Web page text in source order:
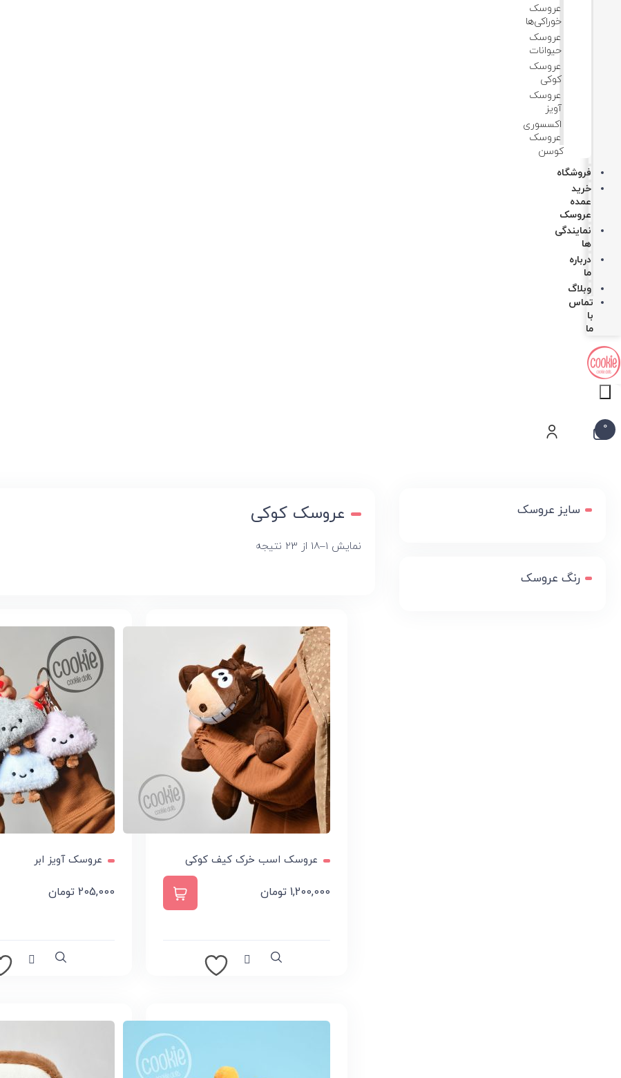
عروسک
خوراکی‌ها
عروسک
حیوانات
عروسک
کوکی
عروسک
آویز
اکسسوری
عروسک
کوسن
فروشگاه
خرید
عمده
عروسک
نمایندگی
ها
درباره
ما
وبلاگ
تماس
با
ما
Products
search
0
عروسک کوکی
نمایش 1–18 از 23 نتیجه
عروسک اسب خرک کیف کوکی
1,200,000 تومان
افزودن به سبد خرید
Compare
عروسک آویز ابر
205,000 تومان
انتخاب گزینه ها
Compare
سایز عروسک
رنگ عروسک